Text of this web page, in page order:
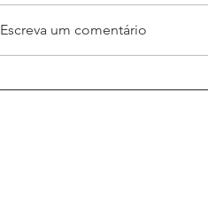
Escreva um comentário